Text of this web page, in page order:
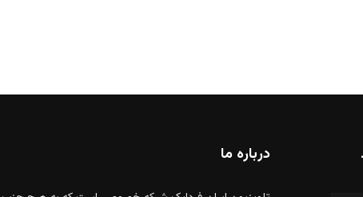
درباره ما